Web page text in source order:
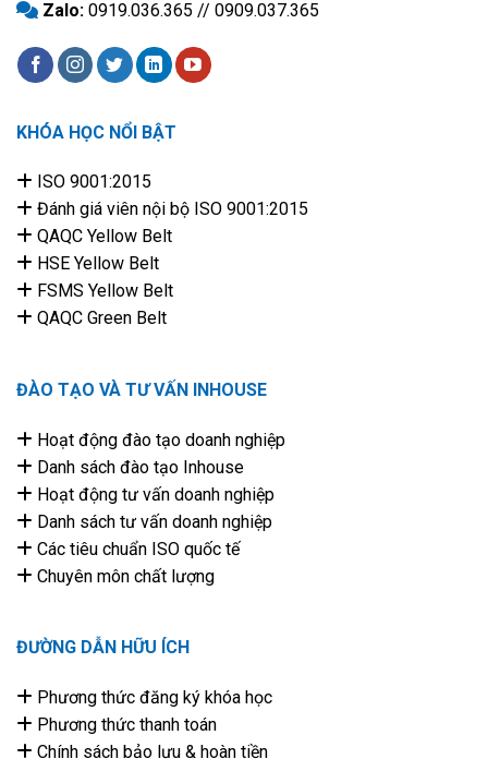
Zalo:0919.036.365 // 0909.037.365
KHÓA HỌC NỔI BẬT
ISO 9001:2015
Đánh giá viên nội bộ ISO 9001:2015
QAQC Yellow Belt
HSE Yellow Belt
FSMS Yellow Belt
QAQC Green Belt
ĐÀO TẠO VÀ TƯ VẤN INHOUSE
Hoạt động đào tạo doanh nghiệp
Danh sách đào tạo Inhouse
Hoạt động tư vấn doanh nghiệp
Danh sách tư vấn doanh nghiệp
Các tiêu chuẩn ISO quốc tế
Chuyên môn chất lượng
ĐƯỜNG DẪN HỮU ÍCH
Phương thức đăng ký khóa học
Phương thức thanh toán
Chính sách bảo lưu & hoàn tiền